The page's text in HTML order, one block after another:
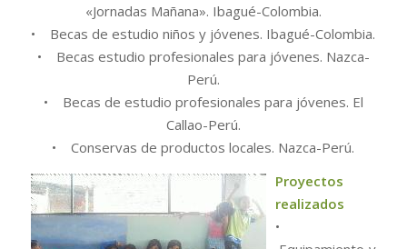
«Jornadas Mañana». Ibagué-Colombia.
• Becas de estudio niños y jóvenes. Ibagué-Colombia.
• Becas estudio profesionales para jóvenes. Nazca-
Perú.
• Becas de estudio profesionales para jóvenes. El
Callao-Perú.
• Conservas de productos locales. Nazca-Perú.
Proyectos
realizados
•